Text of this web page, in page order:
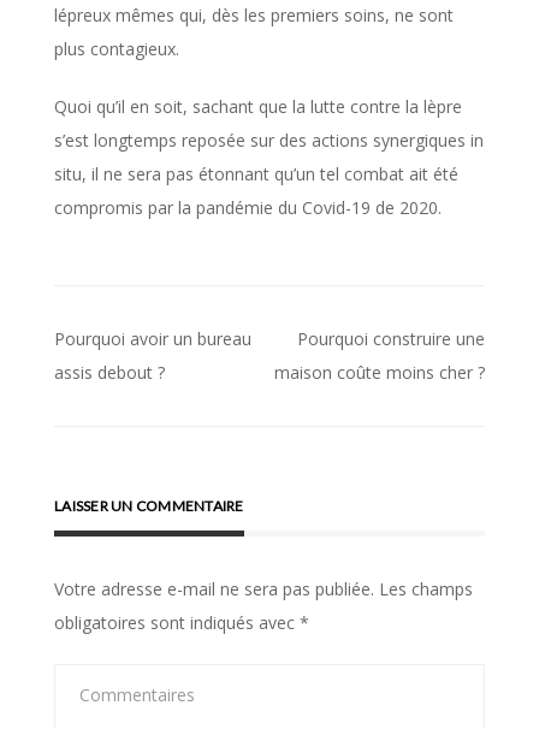
lépreux mêmes qui, dès les premiers soins, ne sont
plus contagieux.
Quoi qu’il en soit, sachant que la lutte contre la lèpre
s’est longtemps reposée sur des actions synergiques in
situ, il ne sera pas étonnant qu’un tel combat ait été
compromis par la pandémie du Covid-19 de 2020.
Navigation
Pourquoi avoir un bureau
assis debout ?
Pourquoi construire une
maison coûte moins cher ?
LAISSER UN COMMENTAIRE
Votre adresse e-mail ne sera pas publiée. Les champs
obligatoires sont indiqués avec *